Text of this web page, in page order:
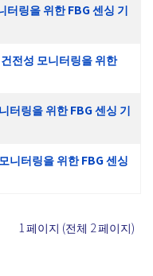
터링을 위한 FBG 센싱 기
전성 모니터링을 위한
터링을 위한 FBG 센싱 기
니터링을 위한 FBG 센싱
1 페이지 (전체 2 페이지)